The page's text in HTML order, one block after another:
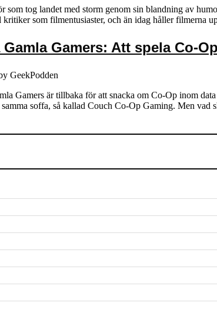
som tog landet med storm genom sin blandning av
kritiker som filmentusiaster, och än idag håller
Gamers: Att spela Co-
GeekPodden
Gamers är tillbaka för att snacka om Co-Op inom
soffa, så kallad Couch Co-Op Gaming. Men vad